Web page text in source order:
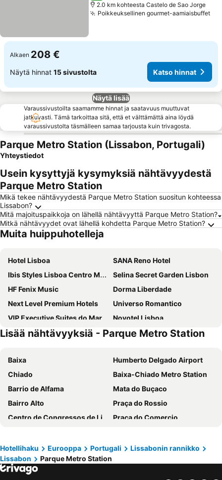
2.0 km kohteesta Castelo de Sao Jorge
Poikkeuksellinen gourmet-aamiaisbuffet
Alkaen 208 €
Näytä hinnat 15 sivustolta Katso hinnat
Näytä lisää
Varaussivustoilta saamamme hinnat ja saatavuus muuttuvat
jatkuvasti. Tämä tarkoittaa sitä, että et välttämättä aina löydä
varaussivustolta täsmälleen samaa tarjousta kuin trivagosta.
Parque Metro Station (Lissabon, Portugali)
Yhteystiedot
Usein kysyttyjä kysymyksiä nähtävyydestä
Parque Metro Station
Mikä tekee nähtävyydestä Parque Metro Station suositun kohteessa
Lissabon?
Mitä majoituspaikkoja on lähellä nähtävyyttä Parque Metro Station?
Mitkä nähtävyydet ovat lähellä kohdetta Parque Metro Station?
Muita huippuhotelleja
Hotel Lisboa
SANA Reno Hotel
Ibis Styles Lisboa Centro Marquês de Pombal
Selina Secret Garden Lisbon
HF Fenix Music
Dorma Liberdade
Next Level Premium Hotels
Universo Romantico
VIP Executive Suites do Marquês Hotel
Novotel Lisboa
Intercontinental Hotels Lisbon By Ihg
Masa Hotel Campo Grande
Locke De Santa Joana
VIP Executive Eden Aparthotel
Internacional Design Hotel
HF Fenix Lisboa
Easyhotel Lisbon
Jupiter Lisboa Hotel
Exe Saldanha
PortoBay Marquês
Hotel Marquês de Pombal
Inspira Liberdade Boutique Hotel
Holiday Inn Lisbon By Ihg
EPIC SANA Marquês Hotel
HF Fenix Garden
SANA Malhoa Hotel
Lisää nähtävyyksiä - Parque Metro Station
Baixa
Humberto Delgado Airport
Chiado
Baixa-Chiado Metro Station
Barrio de Alfama
Mata do Buçaco
Bairro Alto
Praça do Rossio
Centro de Congressos de Lisboa
Praça do Comercio
Avenida da Liberdade
Baleal beach
Aeroporto Metro Station
Parque Eduardo VII
Hotellihaku Eurooppa Portugali
Lissabonin rannikko
Lissabon
Parque Metro Station